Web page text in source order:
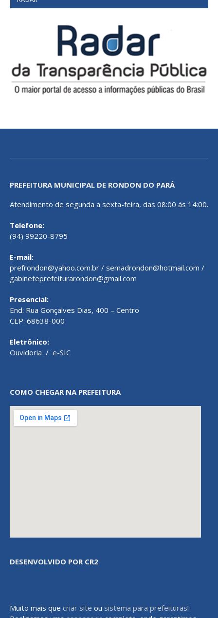
PREFEITURA MUNICIPAL DE RONDON DO PARÁ
Atendimento de segunda a sexta-feira, das 08:00 às 14:00.
Telefone:
(94) 99220-8795
E-mail:
prefrondon@yahoo.com.br / semadrondon@hotmail.com /
gabineteprefeiturarondon@gmail.com
Presencial:
End: Rua Gonçalves Dias, 400 – Centro
CEP: 68638-000
Eletrônico:
Ouvidoria / e-SIC
COMO CHEGAR NA PREFEITURA
DESENVOLVIDO POR CR2
Muito mais que criar site ou sistema para prefeituras!